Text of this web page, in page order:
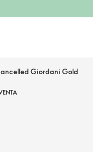
Giordani Gold